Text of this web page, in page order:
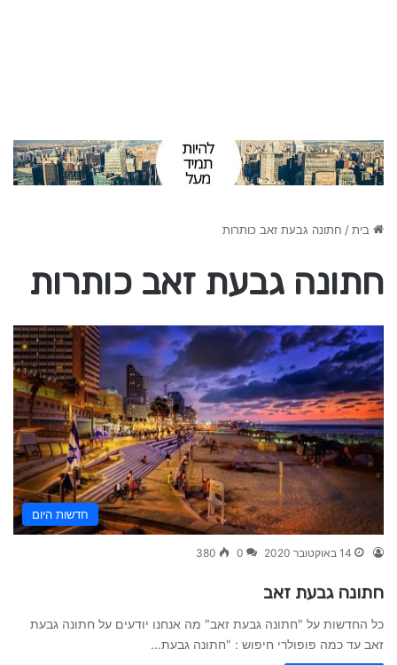
בית/ חתונה גבעת זאב כותרות
חתונה גבעת זאב כותרות
חדשות היום
14 באוקטובר 2020 0
380
חתונה גבעת זאב
כל החדשות על "חתונה גבעת זאב" מה אנחנו יודעים על חתונה גבעת
זאב עד כמה פופולרי חיפוש : "חתונה גבעת…